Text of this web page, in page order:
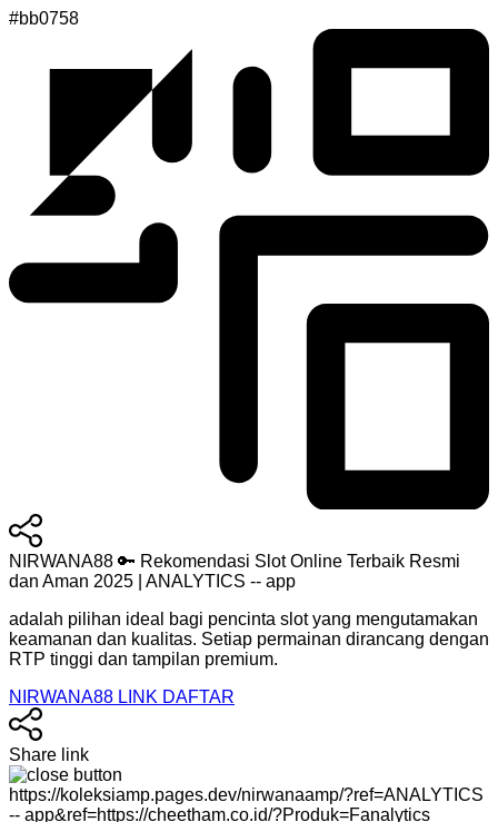
#bb0758
NIRWANA88 🔑 Rekomendasi Slot Online Terbaik Resmi
dan Aman 2025 | ANALYTICS -- app
adalah pilihan ideal bagi pencinta slot yang mengutamakan
keamanan dan kualitas. Setiap permainan dirancang dengan
RTP tinggi dan tampilan premium.
NIRWANA88 LINK DAFTAR
Share link
https://koleksiamp.pages.dev/nirwanaamp/?ref=ANALYTICS
-- app&ref=https://cheetham.co.id/?Produk=Fanalytics